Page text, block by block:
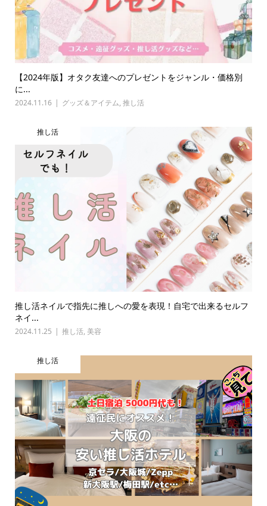
【2024年版】オタク友達へのプレゼントをジャンル・価格別
に...
2024.11.16 グッズ＆アイテム, 推し活
推し活
推し活ネイルで指先に推しへの愛を表現！自宅で出来るセルフ
ネイ...
2024.11.25 推し活, 美容
推し活